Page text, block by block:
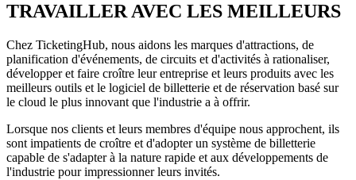
TRAVAILLER AVEC LES MEILLEURS
Chez TicketingHub, nous aidons les marques d'attractions, de
planification d'événements, de circuits et d'activités à rationaliser,
développer et faire croître leur entreprise et leurs produits avec les
meilleurs outils et le logiciel de billetterie et de réservation basé sur
le cloud le plus innovant que l'industrie a à offrir.
Lorsque nos clients et leurs membres d'équipe nous approchent, ils
sont impatients de croître et d'adopter un système de billetterie
capable de s'adapter à la nature rapide et aux développements de
l'industrie pour impressionner leurs invités.